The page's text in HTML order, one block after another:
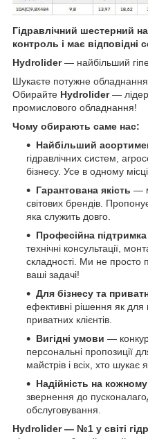
Гідравлічний шестерний
контроль і має відповідні
Hydrolider— найбільший
Шукаєте потужне
Обирайте Hydrolider—
промислового обладнання!
Чому обирають саме нас:
Найбільший
гідравлічних систем,
бізнесу. Усе в одному
Гарантована якість —
світових брендів.
яка служить довго.
Професійна підтримка
технічні консультації,
складності. Ми не
ваші задачі!
Для бізнесу та
ефективні рішення як для
приватних клієнтів.
Вигідні умови —
персональні пропозиції
майстрів і всіх, хто шукає
Надійність на кожному
звернення до
обслуговування.
Hydrolider — №1 у світі